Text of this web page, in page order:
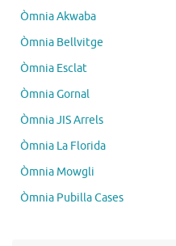
Òmnia Akwaba
Òmnia Bellvitge
Òmnia Esclat
Òmnia Gornal
Òmnia JIS Arrels
Òmnia La Florida
Òmnia Mowgli
Òmnia Pubilla Cases